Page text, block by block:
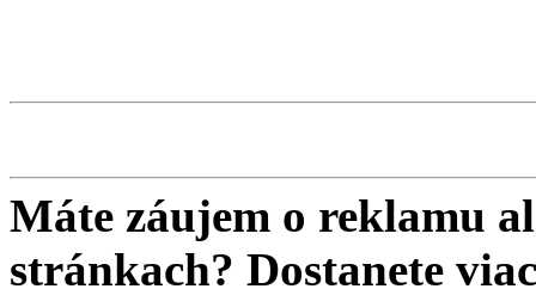
Máte záujem o reklamu
stránkach? Dostanete